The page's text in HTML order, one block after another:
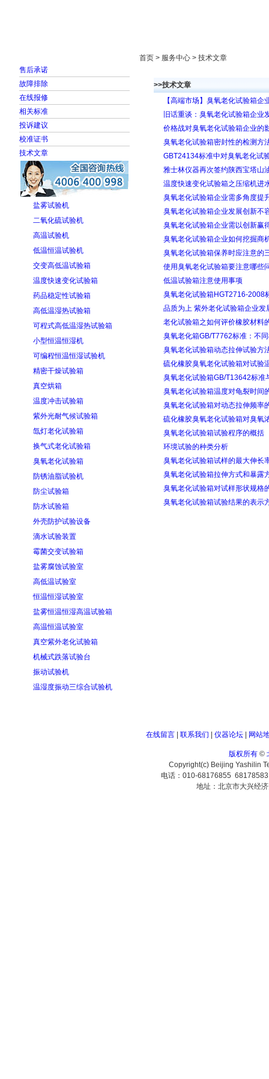
售后承诺
故障排除
在线报修
相关标准
投诉建议
校准证书
技术文章
盐雾试验机
二氧化硫试验机
高温试验机
低温恒温试验机
交变高低温试验箱
温度快速变化试验箱
药品稳定性试验箱
高低温湿热试验箱
可程式高低温湿热试验箱
小型恒温恒湿机
可编程恒温恒湿试验机
精密干燥试验箱
真空烘箱
温度冲击试验箱
紫外光耐气候试验箱
氙灯老化试验箱
换气式老化试验箱
臭氧老化试验箱
防锈油脂试验机
防尘试验箱
防水试验箱
外壳防护试验设备
滴水试验装置
霉菌交变试验箱
盐雾腐蚀试验室
高低温试验室
恒温恒湿试验室
盐雾恒温恒湿高温试验箱
高温恒温试验室
真空紫外老化试验箱
机械式跌落试验台
振动试验机
温湿度振动三综合试验机
首页 > 服务中心 > 技术文章
>>技术文章
【高端市场】臭氧老化试验箱企
旧话重谈：臭氧老化试验箱企业
价格战对臭氧老化试验箱企业的
臭氧老化试验箱密封性的检测方
GBT24134标准中对臭氧老化试
雅士林仪器再次签约陕西宝塔山
温度快速变化试验箱之压缩机进
臭氧老化试验箱企业需多角度提
臭氧老化试验箱企业发展创新不
臭氧老化试验箱企业需以创新赢
臭氧老化试验箱企业如何挖掘商
臭氧老化试验箱保养时应注意的
使用臭氧老化试验箱要注意哪些
低温试验箱注意使用事项
臭氧老化试验箱HGT2716-2008
品质为上 紫外老化试验箱企业发
老化试验箱之如何评价橡胶材料
臭氧老化箱GB/T7762标准：不
臭氧老化试验箱动态拉伸试验方
硫化橡胶臭氧老化试验箱对试验
臭氧老化试验箱GB/T13642标准
臭氧老化试验箱温度对龟裂时间
臭氧老化试验箱对动态拉伸频率
硫化橡胶臭氧老化试验箱对臭氧
臭氧老化试验箱试验程序的概括
环境试验的种类分析
臭氧老化试验箱试样的最大伸长
臭氧老化试验箱拉伸方式和暴露
臭氧老化试验箱对试样形状规格
臭氧老化试验箱试验结果的表示
在线留言| 联系我们 仪器论坛| 网站
版权所有©
Copyright(c) Beijing Yashilin
电话：010-68176855
地址：北京市大兴经